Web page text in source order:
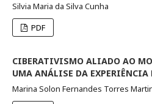
Silvia Maria da Silva Cunha
PDF
CIBERATIVISMO ALIADO AO
UMA ANÁLISE DA
Marina Solon Fernandes Torres